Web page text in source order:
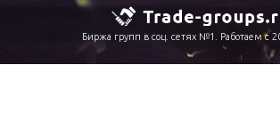
Биржа групп в соц. сетях №1. Работаем с